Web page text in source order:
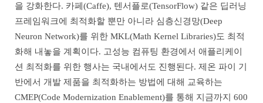
을 강화한다. 카페(Caffe), 텐서플로(TensorFlow) 같은 딥러닝
프레임워크에 최적화할 뿐만 아니라 심층신경망(Deep
Neuron Network)를 위한 MKL(Math Kernel Libraries)도 최적
화해 내놓을 계획이다. 고성능 컴퓨팅 환경에서 애플리케이
션 최적화를 위한 행사는 국내에서도 진행된다. 제온 파이 기
반에서 개발 제품을 최적화하는 방법에 대해 교육하는
CMEP(Code Modernization Enablement)를 통해 지금까지 600